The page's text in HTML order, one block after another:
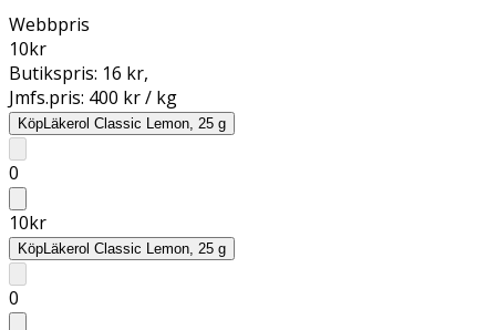
Webbpris
10kr
Butikspris: 16 kr,
Jmfs.pris: 400 kr / kg
KöpLäkerol Classic Lemon, 25 g
0
10kr
KöpLäkerol Classic Lemon, 25 g
0